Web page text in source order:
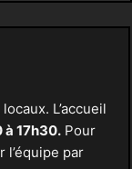
L’accueil
à 17h30.Pour
par